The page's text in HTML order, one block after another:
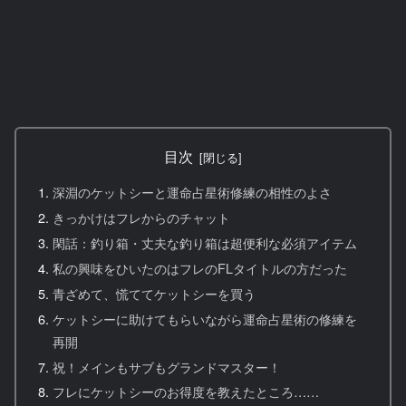
目次
深淵のケットシーと運命占星術修練の相性のよさ
きっかけはフレからのチャット
閑話：釣り箱・丈夫な釣り箱は超便利な必須アイテム
私の興味をひいたのはフレのFLタイトルの方だった
青ざめて、慌ててケットシーを買う
ケットシーに助けてもらいながら運命占星術の修練を
再開
祝！メインもサブもグランドマスター！
フレにケットシーのお得度を教えたところ……